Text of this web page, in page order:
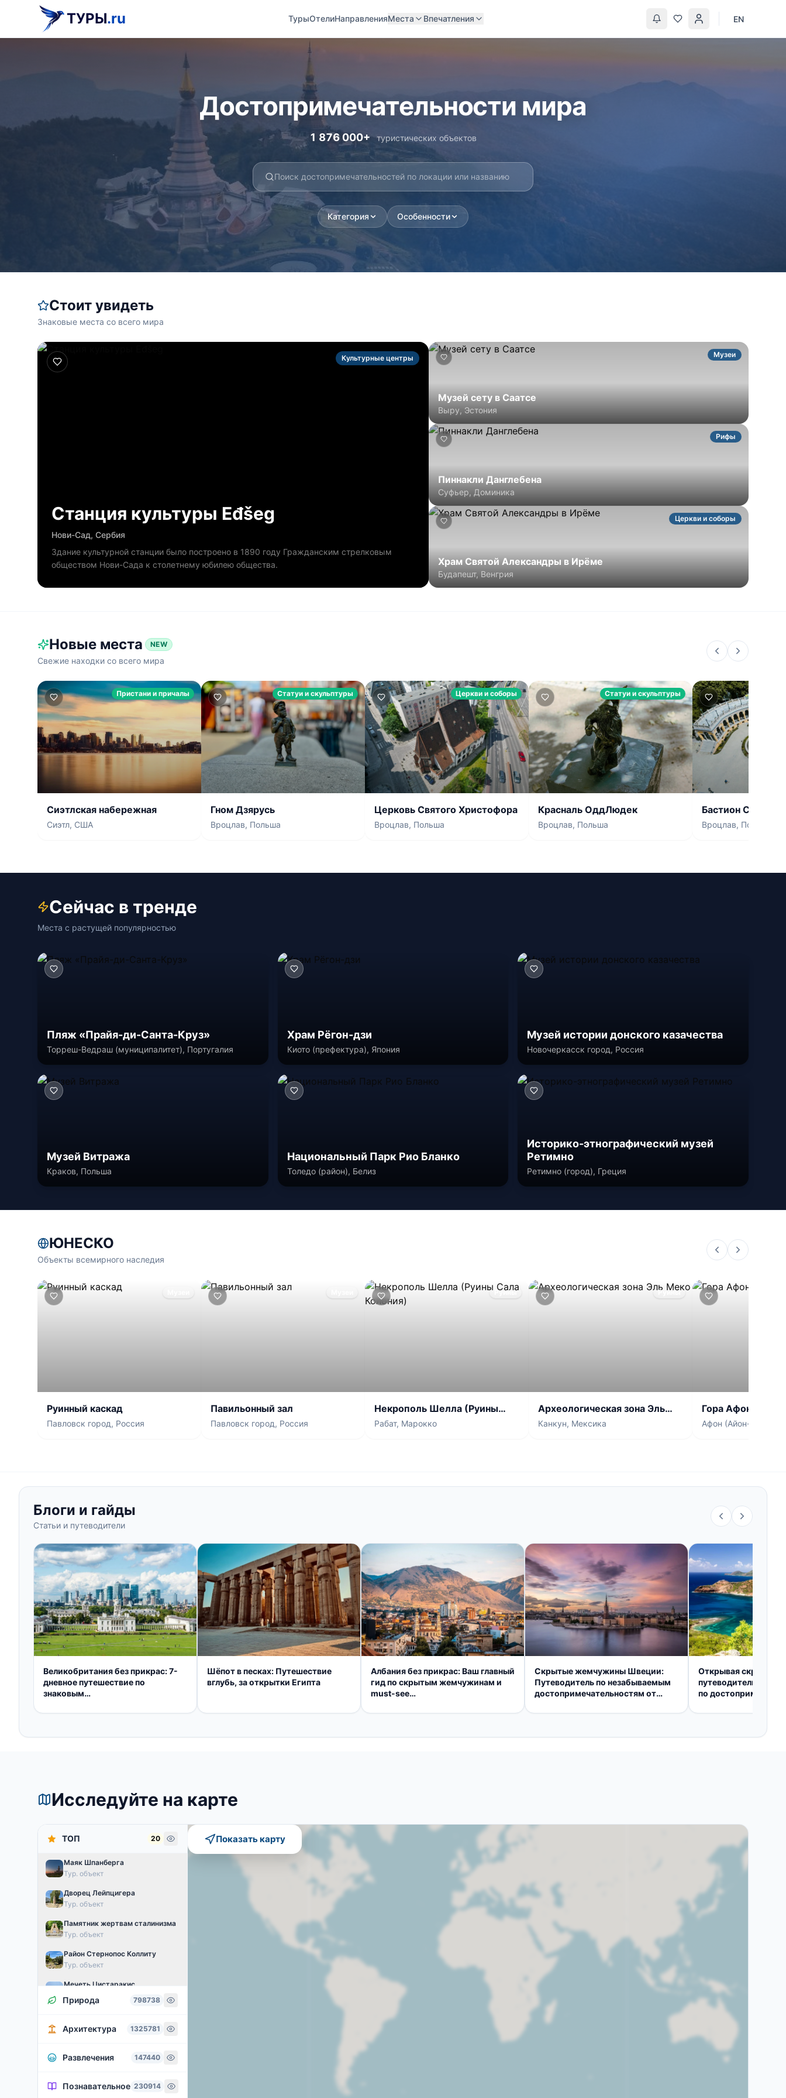
ТУРЫ.ru ТурыОтелиНаправленияМеста Впечатления EN
Достопримечательности мира
1 876 000+ туристических объектов
Категория Особенности
Стоит увидеть
Знаковые места со всего мира
Культурные центры
Станция культуры Eđšeg
Нови-Сад, Сербия
Здание культурной станции было построено в 1890 году Гражданским стрелковым
обществом Нови-Сада к столетнему юбилею общества.
Музеи
Музей сету в Саатсе
Выру, Эстония
Рифы
Пиннакли Данглебена
Суфьер, Доминика
Церкви и соборы
Храм Святой Александры в Ирёме
Будапешт, Венгрия
Новые места NEW
Свежие находки со всего мира
Пристани и причалы
Сиэтлская набережная
Сиэтл, США
Статуи и скульптуры
Гном Дзярусь
Вроцлав, Польша
Церкви и соборы
Церковь Святого Христофора
Вроцлав, Польша
Статуи и скульптуры
Красналь ОддЛюдек
Вроцлав, Польша
Бастион
Вроцлав, Польша
Сейчас в тренде
Места с растущей популярностью
Пляж «Прайя-ди-Санта-Круз»
Торреш-Ведраш (муниципалитет), Португалия
Храм Рёгон-дзи
Киото (префектура), Япония
Музей истории донского казачества
Новочеркасск город, Россия
Музей Витража
Краков, Польша
Национальный Парк Рио Бланко
Толедо (район), Белиз
Историко-этнографический музей
Ретимно
Ретимно (город), Греция
ЮНЕСКО
Объекты всемирного наследия
Руинный каскад
Павловск город, Россия
Павильонный зал
Павловск город, Россия
Руины
Некрополь Шелла (Руины
Сала Колония)
Рабат, Марокко
Руины
Археологическая зона Эль
Меко
Канкун, Мексика
Гора Афон
Афон (Айон-Орос),
Блоги и гайды
Статьи и путеводители
Великобритания без прикрас: 7-
дневное путешествие по
знаковым
Шёпот в песках: Путешествие
вглубь, за открытки Египта
Албания без прикрас: Ваш главный
гид по скрытым жемчужинам и
must-see
Скрытые жемчужины Швеции:
Путеводитель по незабываемым
достопримечательностям от
Открывая скрытые
путеводитель
по
Исследуйте на карте
ТОП 20
Маяк Шпанберга
Тур. объект
Дворец Лейпцигера
Тур. объект
Памятник жертвам сталинизма
Тур. объект
Район Стернопос Коллиту
Тур. объект
Мечеть Цистаракис
Тур. объект
Тур. объект
Тур. объект
Тур. объект
Природа 798738
Архитектура 1325781
Развлечения 147440
Познавательное 230914
Показать карту